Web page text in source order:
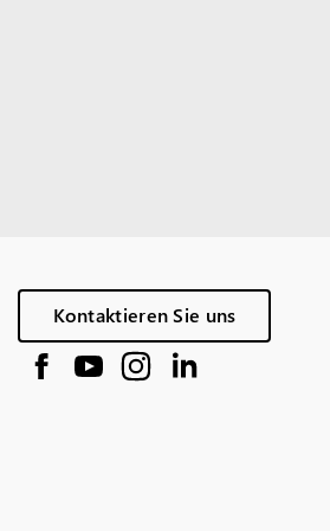
Kontaktieren Sie uns